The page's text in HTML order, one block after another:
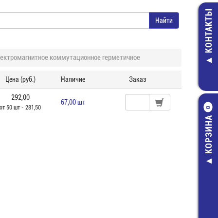
КОНТАКТЫ
КОРЗИНА
0
коммутационное герметичное
Цена (руб.) Наличие Заказ
292,00
от 50 шт - 281,50
67,00 шт